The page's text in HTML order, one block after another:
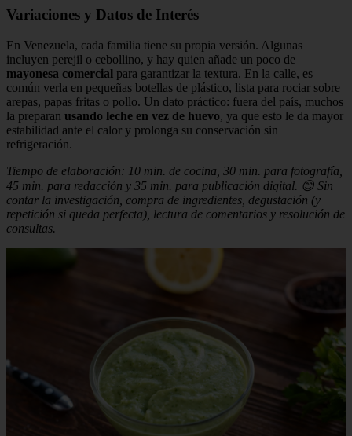
Variaciones y Datos de Interés
En Venezuela, cada familia tiene su propia versión. Algunas
incluyen perejil o cebollino, y hay quien añade un poco de
mayonesa comercial para garantizar la textura. En la calle, es
común verla en pequeñas botellas de plástico, lista para rociar sobre
arepas, papas fritas o pollo. Un dato práctico: fuera del país, muchos
la preparan usando leche en vez de huevo, ya que esto le da mayor
estabilidad ante el calor y prolonga su conservación sin
refrigeración.
Tiempo de elaboración: 10 min. de cocina, 30 min. para fotografía,
45 min. para redacción y 35 min. para publicación digital. 😊 Sin
contar la investigación, compra de ingredientes, degustación (y
repetición si queda perfecta), lectura de comentarios y resolución de
consultas.